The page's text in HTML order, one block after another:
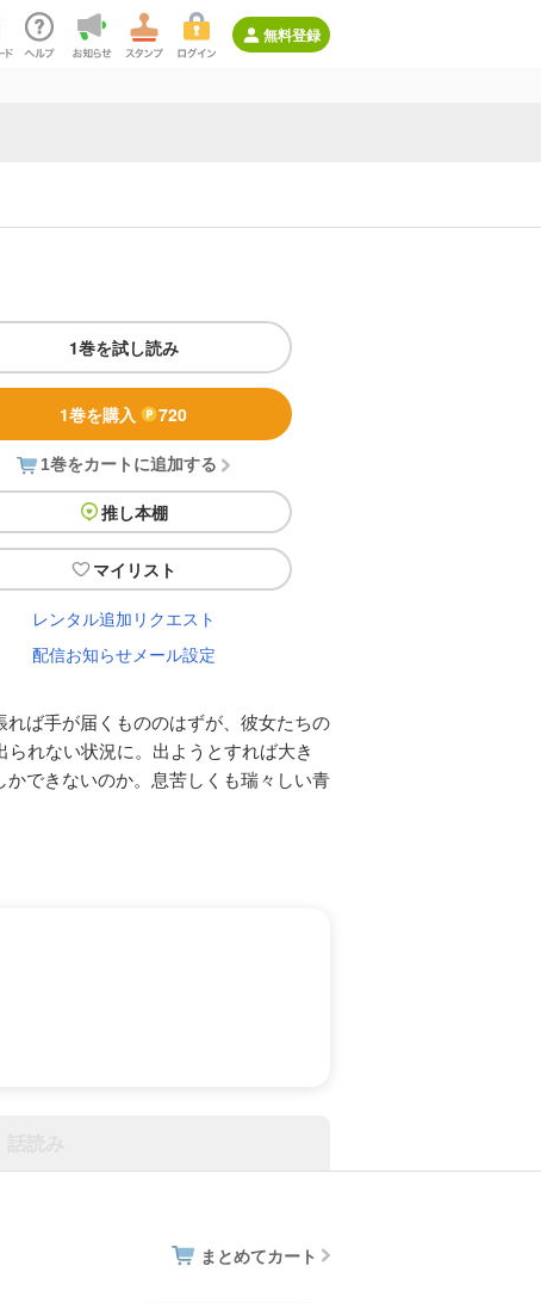
無料登録
1巻を試し読み
1巻を購入 720
1巻をカートに追加する
推し本棚
マイリスト
レンタル追加リクエスト
配信お知らせメール設定
ば手が届くもののはずが、彼女たちの
れない状況に。出ようとすれば大き
できないのか。息苦しくも瑞々しい青
まとめてカート